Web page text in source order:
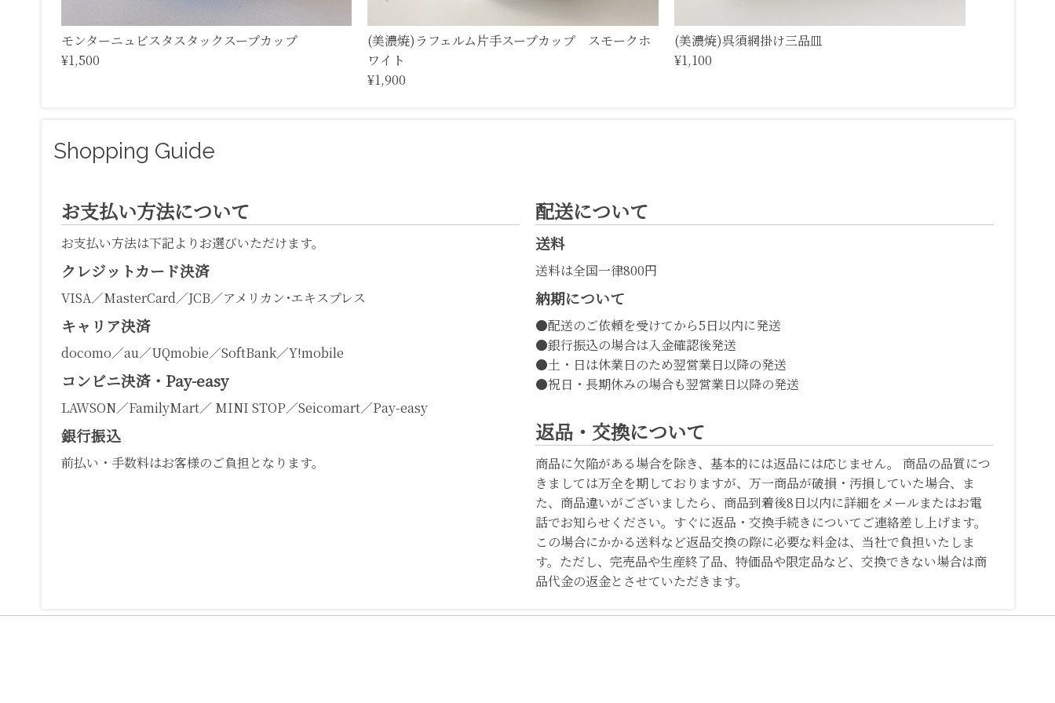
モンターニュビスタスタックスープカップ
¥1,500
(美濃焼)ラフェルム片手スープカップ スモークホ
ワイト
¥1,900
(美濃焼)呉須網掛け三品皿
¥1,100
Shopping Guide
お支払い方法について
お支払い方法は下記よりお選びいただけます。
クレジットカード決済
VISA／MasterCard／JCB／アメリカン･エキスプレス
キャリア決済
docomo／au／UQmobie／SoftBank／Y!mobile
コンビニ決済・Pay-easy
LAWSON／FamilyMart／ MINI STOP／Seicomart／Pay-easy
銀行振込
前払い・手数料はお客様のご負担となります。
配送について
送料
送料は全国一律800円
納期について
●配送のご依頼を受けてから5日以内に発送
●銀行振込の場合は入金確認後発送
●土・日は休業日のため翌営業日以降の発送
●祝日・長期休みの場合も翌営業日以降の発送
返品・交換について
商品に欠陥がある場合を除き、基本的には返品には応じません。 商品の品質につ
きましては万全を期しておりますが、万一商品が破損・汚損していた場合、ま
た、商品違いがございましたら、商品到着後8日以内に詳細をメールまたはお電
話でお知らせください。すぐに返品・交換手続きについてご連絡差し上げます。
この場合にかかる送料など返品交換の際に必要な料金は、当社で負担いたしま
す。ただし、完売品や生産終了品、特価品や限定品など、交換できない場合は商
品代金の返金とさせていただきます。